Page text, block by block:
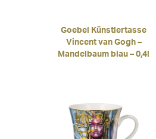
Goebel Künstlertasse
Vincent van Gogh –
Mandelbaum blau – 0,4l